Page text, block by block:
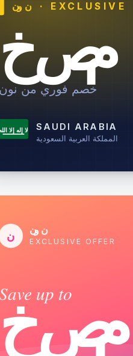
نون · EXCLUSIVE
خصم فوري من نون
لا إله إلا SAUDI ARABIA
المملكة العربية السعودية
ن نون
EXCLUSIVE OFFER
up to